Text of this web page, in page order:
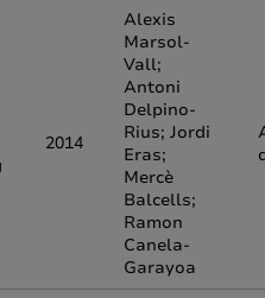
2014
Alexis
Marsol-
Vall;
Antoni
Delpino-
Rius; Jordi
Eras;
Mercè
Balcells;
Ramon
Canela-
Garayoa